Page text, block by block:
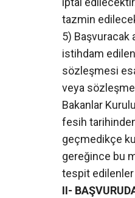
tazmin
5) Başvuracak
istihdam
sözleşmesi
veya
Bakanlar
fesih
geçmedikçe
gereğince bu
tespit
II-